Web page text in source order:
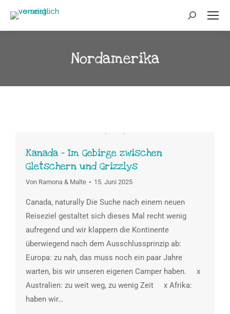
Nordamerika
Kanada – Im Gebirge zwischen
Gletschern und Grizzlys
Von Ramona & Malte 15. Juni 2025
Canada, naturally Die Suche nach einem neuen
Reiseziel gestaltet sich dieses Mal recht wenig
aufregend und wir klappern die Kontinente
überwiegend nach dem Ausschlussprinzip ab:
Europa: zu nah, das muss noch ein paar Jahre
warten, bis wir unseren eigenen Camper haben. x
Australien: zu weit weg, zu wenig Zeit x Afrika:
haben wir…